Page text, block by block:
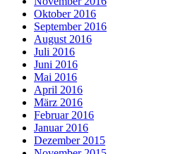
Oktober 2016
September 2016
August 2016
Juli 2016
Juni 2016
Mai 2016
April 2016
März 2016
Februar 2016
Januar 2016
Dezember 2015